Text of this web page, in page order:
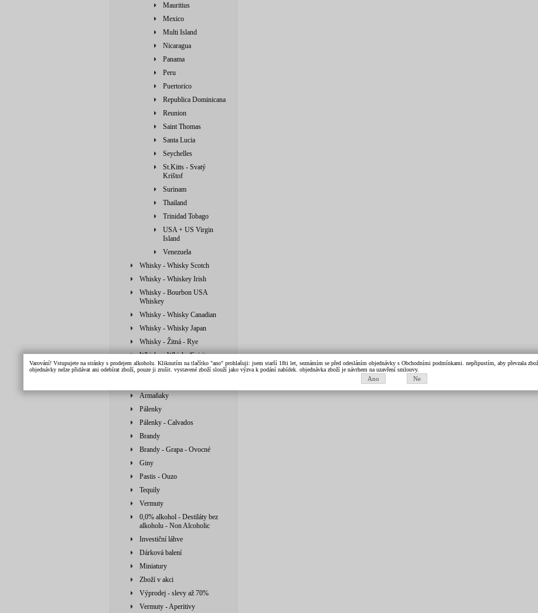
Mauritius
Mexico
Multi Island
Nicaragua
Panama
Peru
Puertorico
Republica Dominicana
Reunion
Saint Thomas
Santa Lucia
Seychelles
St.Kitts - Svatý
Krištof
Surinam
Thailand
Trinidad Tobago
USA + US Virgin
Island
Venezuela
Whisky - Whisky Scotch
Whisky - Whiskey Irish
Whisky - Bourbon USA
Whiskey
Whisky - Whisky Canadian
Whisky - Whisky Japan
Whisky - Žitná - Rye
Whisky - Whisky/Spirit
Vodky
Armaňaky
Pálenky
Pálenky - Calvados
Brandy
Brandy - Grapa - Ovocné
Giny
Pastis - Ouzo
Tequily
Vermuty
0,0% alkohol - Destiláty bez
alkoholu - Non Alcoholic
Investiční láhve
Dárková balení
Miniatury
Zboží v akci
Výprodej - slevy až 70%
Vermuty - Aperitivy
Varování! Vstupujete na stránky s prodejem alkoholu. Kliknutím na tlačítko "ano" prohlašuji: jsem starší 18ti let, seznámím se před odesláním objednávky s Obchodními podmínkami. nepřipustím, aby převzala
objednávky nelze přidávat ani odebírat zboží, pouze ji zrušit. vystavené zboží slouží jako výzva k podání nabídek. objednávka zboží je návrhem na uzavření smlouvy.
Ano Ne